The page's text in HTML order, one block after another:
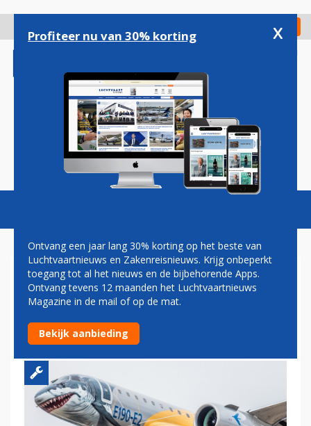
gaan
Check in
Magazine Podcasts Vacatures
GROEN LICHT VOOR NAUWE
SAMENWERKING TUSSEN
EMBRAER EN BOEING
Profiteer nu van 30% korting x
Ontvang een jaar lang 30% korting op het beste van
Luchtvaartnieuws en Zakenreisnieuws. Krijg onbeperkt
toegang tot al het nieuws en de bijbehorende Apps.
Ontvang tevens 12 maanden het Luchtvaartnieuws
Magazine in de mail of op de mat.
Bekijk aanbieding